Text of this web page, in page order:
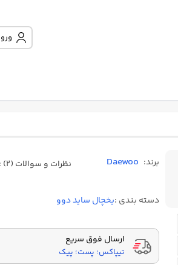
برند: Daewoo نظرات و سوالات (2) :
دسته بندی :یخچال ساید دوو
ارسال فوق سریع
تیپاکس؛ پست؛ پیک